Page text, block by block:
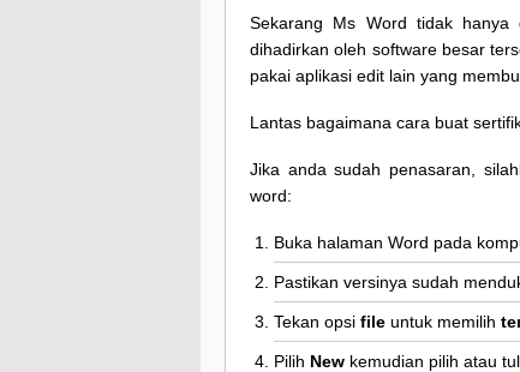
Sekarang Ms Word tidak hanya
dihadirkan oleh software besar
pakai aplikasi edit lain yang
Lantas bagaimana cara buat
Jika anda sudah penasaran,
word:
Buka halaman Word pada
Pastikan versinya sudah
Tekan opsi file untuk memilih
Pilih New kemudian pilih atau